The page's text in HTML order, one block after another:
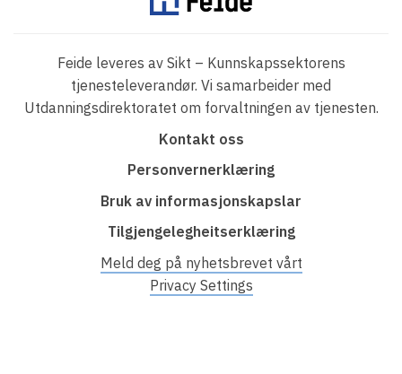
Feide leveres av Sikt – Kunnskapssektorens
tjenesteleverandør. Vi samarbeider med
Utdanningsdirektoratet om forvaltningen av tjenesten.
Kontakt oss
Personvernerklæring
Bruk av informasjonskapslar
Tilgjengelegheitserklæring
Meld deg på nyhetsbrevet vårt
Privacy Settings